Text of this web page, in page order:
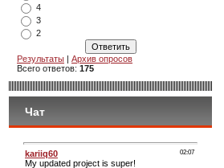
4
3
2
Результаты | Архив опросов
Всего ответов: 175
Чат